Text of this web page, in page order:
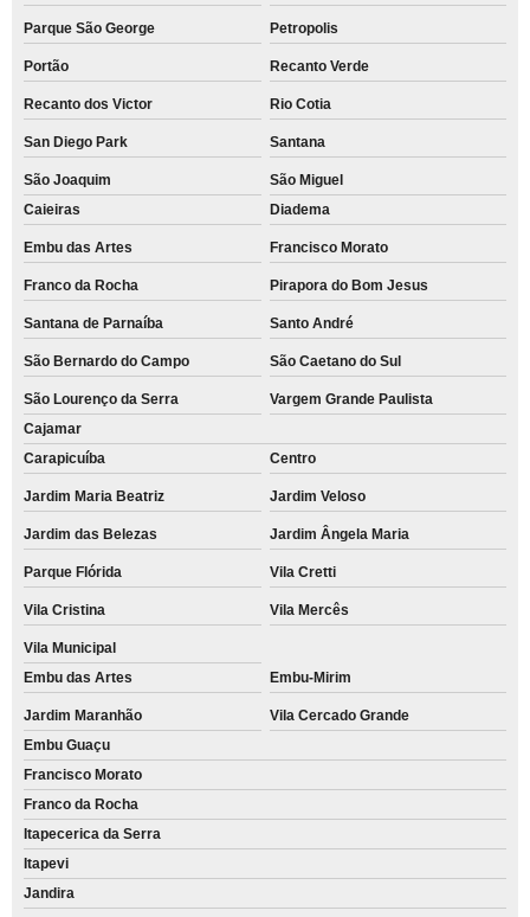
Parque São George Petropolis
Portão Recanto Verde
Recanto dos Victor Rio Cotia
San Diego Park Santana
São Joaquim
São Miguel
Caieiras
Diadema
Embu das Artes Francisco Morato
Franco da Rocha Pirapora do Bom Jesus
Santana de Parnaíba Santo André
São Bernardo do Campo São Caetano do Sul
São Lourenço da Serra
Vargem Grande Paulista
Cajamar
Carapicuíba
Centro
Jardim Maria Beatriz Jardim Veloso
Jardim das Belezas Jardim Ângela Maria
Parque Flórida Vila Cretti
Vila Cristina Vila Mercês
Vila Municipal
Embu das Artes
Embu-Mirim
Jardim Maranhão
Vila Cercado Grande
Embu Guaçu
Francisco Morato
Franco da Rocha
Itapecerica da Serra
Itapevi
Jandira